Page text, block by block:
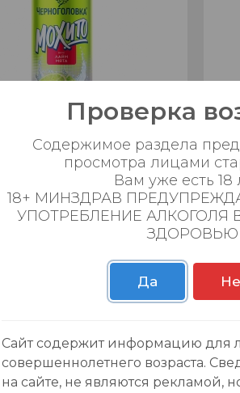
"Черноголовка Мохито"
0,45л. ж/б
99.90 ₽
0
Добавить в корзину
-
Проверка
Содержимое раздела
просмотра лицами
Вам уже есть 18
18+ МИНЗДРАВ
УПОТРЕБЛЕНИЕ АЛКОГОЛЯ
ЗДОРОВЬЮ
Да
Сайт содержит информацию для
совершеннолетнего возраста.
на сайте, не являются рекламой,